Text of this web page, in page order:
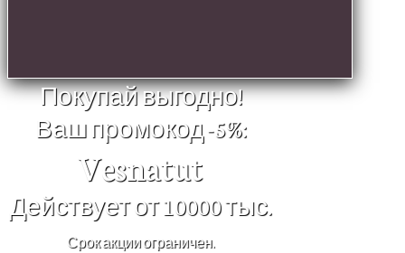
Покупай выгодно!
Ваш промокод -5%:
Vesnatut
Действует от 10000 тыс.
Срок акции ограничен.